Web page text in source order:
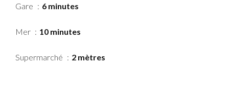
Gare 6 minutes
Mer 10 minutes
Supermarché 2 mètres